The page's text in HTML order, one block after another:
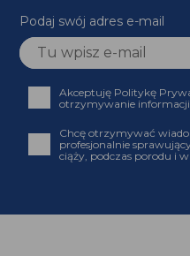
Akceptuję Politykę
otrzymywanie informacji
Chcę otrzymywać
sprawujących opiekę